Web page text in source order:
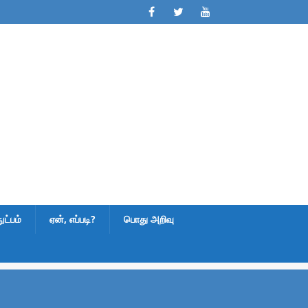
ஏன், எப்படி? பொது அறிவு